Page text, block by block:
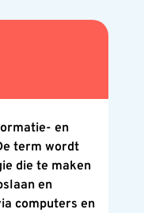
en
term wordt
die te maken
en
computers en